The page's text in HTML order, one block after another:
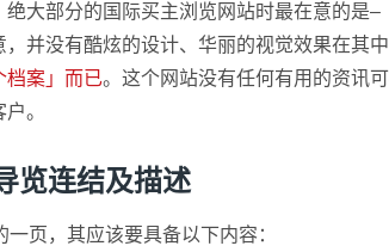
大部分的国际买主浏览网站时最在意的是
并没有酷炫的设计、华丽的视觉效果在其
档案」而已。这个网站没有任何有用的资讯
。
览连结及描述
页，其应该要具备以下内容：